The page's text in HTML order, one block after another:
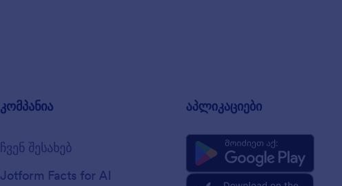
კომპანია
ჩვენ შესახებ
Jotform Facts for AI
აპლიკაციები